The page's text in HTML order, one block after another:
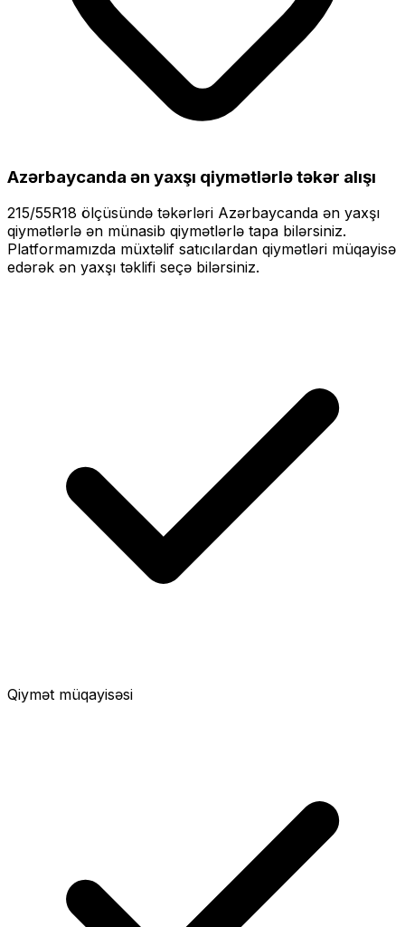
Azərbaycanda ən yaxşı qiymətlərlətəkər alışı
215/55R18 ölçüsündə təkərləri Azərbaycanda ən yaxşı
qiymətlərlə ən münasib qiymətlərlə tapa bilərsiniz.
Platformamızda müxtəlif satıcılardan qiymətləri müqayisə
edərək ən yaxşı təklifi seçə bilərsiniz.
Qiymət müqayisəsi